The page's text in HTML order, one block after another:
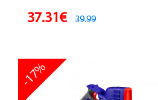
37.31€ 39.99
-17%